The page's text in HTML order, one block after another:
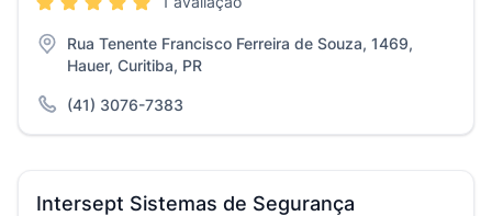
Rua Tenente Francisco Ferreira de Souza, 1469,
Hauer, Curitiba, PR
(41) 3076-7383
Intersept Sistemas de Segurança